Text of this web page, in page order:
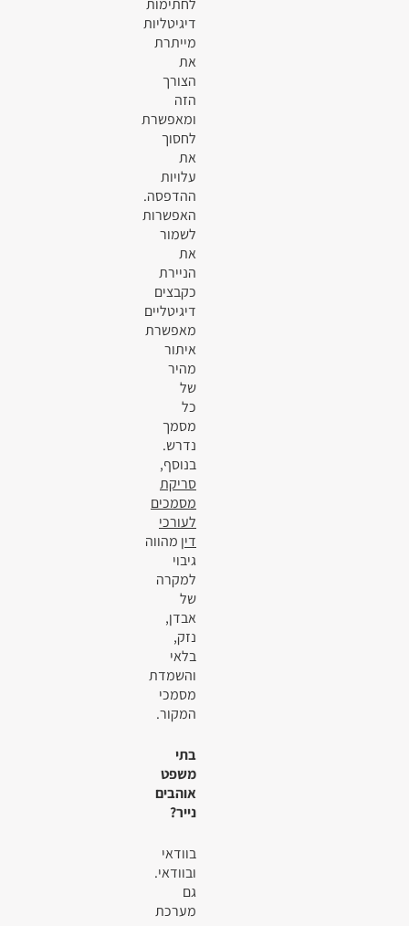
דיגיטליות
מייתרת
את
הצורך
הזה
ומאפשרת
לחסוך
את
עלויות
ההדפסה.
האפשרות
לשמור
את
הניירת
כקבצים
דיגיטליים
מאפשרת
איתור
מהיר
של
כל
מסמך
נדרש.
בנוסף,
סריקת
מסמכים
לעורכי
דין מהווה
גיבוי
למקרה
של
אבדן,
נזק,
בלאי
והשמדת
מסמכי
המקור.
בתי
משפט
אוהבים
נייר?
בוודאי
ובוודאי.
גם
מערכת